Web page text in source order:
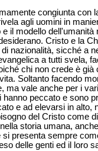
congiunta con
agli uomini in
il modello
Cristo e la
nazionalità, sicché a
a tutti svela,
chi non crede è
Soltanto facendo
ma vale anche per i
peccato e sono
e ad elevarsi in
del Cristo come
storia umana,
presenta sempre
delle genti ed il loro